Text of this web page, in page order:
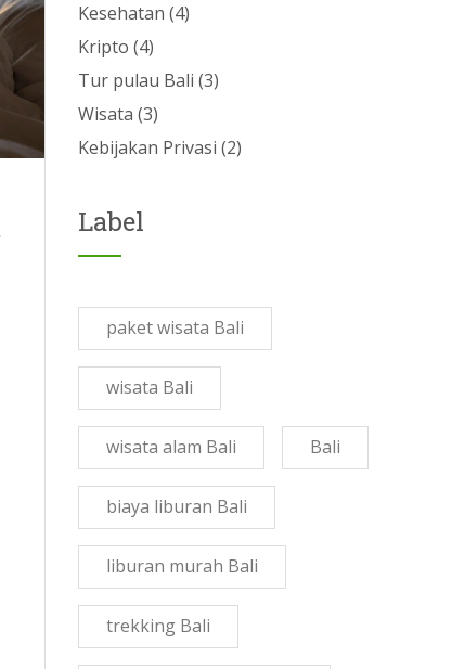
Kesehatan (4)
Kripto (4)
Tur pulau Bali (3)
Wisata (3)
Kebijakan Privasi (2)
Label
paket wisata Bali
wisata Bali
wisata alam Bali Bali
biaya liburan Bali
liburan murah Bali
trekking Bali